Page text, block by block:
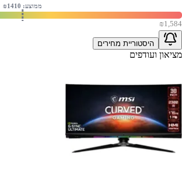
₪1,584
ממוצע: ₪ 1410
היסטוריית מחירים
מציאון ועודפים